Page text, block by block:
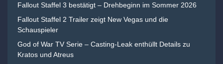
Fallout Staffel 3 bestätigt – Drehbeginn im Sommer 2026
Fallout Staffel 2 Trailer zeigt New Vegas und die
Schauspieler
God of War TV Serie – Casting-Leak enthüllt Details zu
Kratos und Atreus